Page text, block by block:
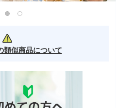
類似商品について